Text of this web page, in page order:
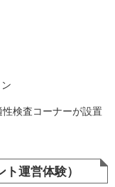
検査コーナーが設置
運営体験）